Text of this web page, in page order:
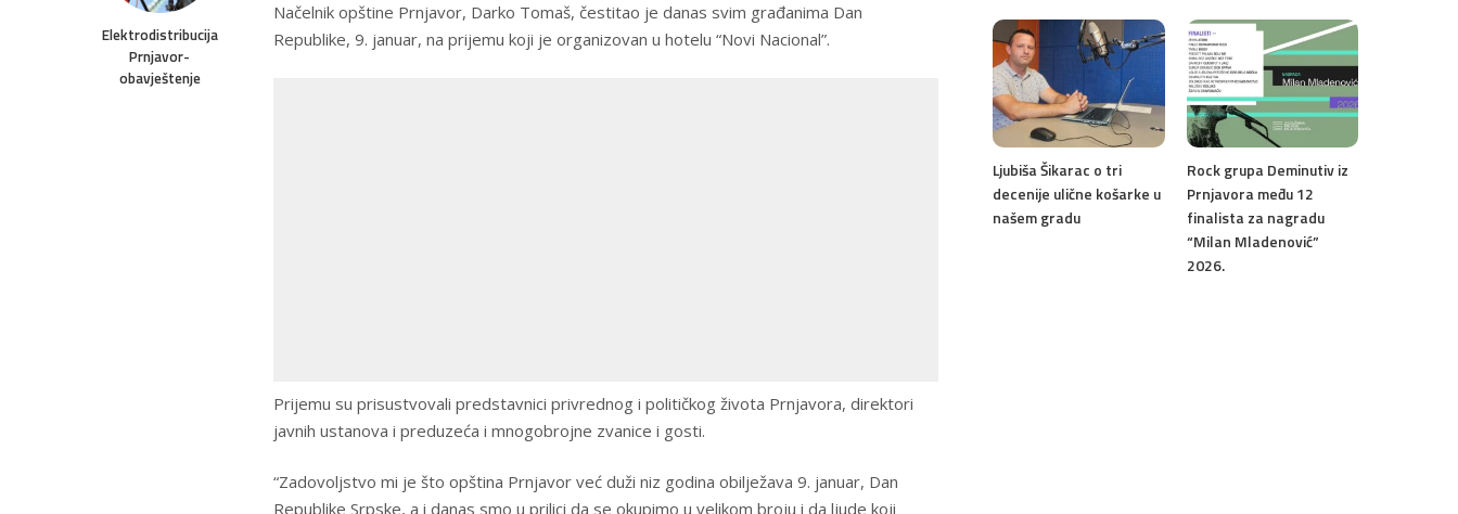
Elektrodistribucija
Prnjavor-
obavještenje
Načelnik opštine Prnjavor, Darko Tomaš, čestitao je danas svim građanima Dan
Republike, 9. januar, na prijemu koji je organizovan u hotelu “Novi Nacional”.
Prijemu su prisustvovali predstavnici privrednog i političkog života Prnjavora, direktori
javnih ustanova i preduzeća i mnogobrojne zvanice i gosti.
“Zadovoljstvo mi je što opština Prnjavor već duži niz godina obilježava 9. januar, Dan
Republike Srpske, a i danas smo u prilici da se okupimo u velikom broju i da ljude koji
Ljubiša Šikarac o tri
decenije ulične košarke u
našem gradu
Rock grupa Deminutiv iz
Prnjavora među 12
finalista za nagradu
“Milan Mladenović”
2026.